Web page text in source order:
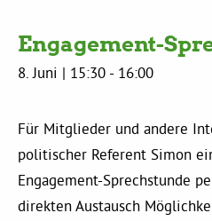
Ortsverbände
Satzung
Engagement-
8. Juni | 15:30 - 16:00
Für Mitglieder und andere
politischer Referent Simon
Engagement-Sprechstunde
direkten Austausch